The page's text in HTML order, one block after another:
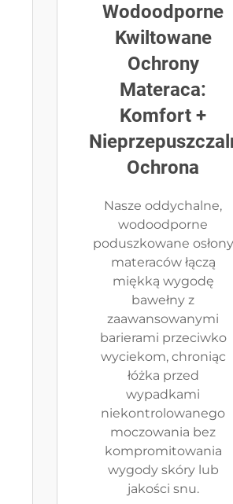
Wodoodporne
Kwiltowane
Ochrony
Materaca:
Komfort +
Ochrona
Nasze oddychalne,
wodoodporne
poduszkowane osłony
materaców łączą
miękką wygodę
bawełny z
zaawansowanymi
barierami przeciwko
wyciekom, chroniąc
łóżka przed
wypadkami
niekontrolowanego
moczowania bez
kompromitowania
wygody skóry lub
jakości snu.